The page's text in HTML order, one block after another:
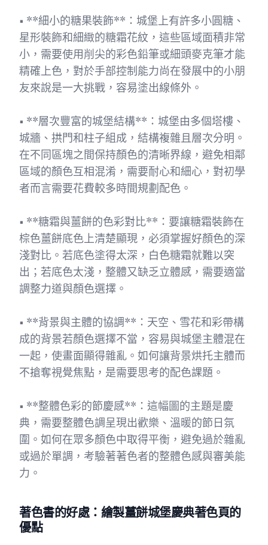
• **細小的糖果裝飾**：城堡上有許多小圓糖、
星形裝飾和細緻的糖霜花紋，這些區域面積非常
小，需要使用削尖的彩色鉛筆或細頭麥克筆才能
精確上色，對於手部控制能力尚在發展中的小朋
友來說是一大挑戰，容易塗出線條外。
• **層次豐富的城堡結構**：城堡由多個塔樓、
城牆、拱門和柱子組成，結構複雜且層次分明。
在不同區塊之間保持顏色的清晰界線，避免相鄰
區域的顏色互相混淆，需要耐心和細心，對初學
者而言需要花費較多時間規劃配色。
• **糖霜與薑餅的色彩對比**：要讓糖霜裝飾在
棕色薑餅底色上清楚顯現，必須掌握好顏色的深
淺對比。若底色塗得太深，白色糖霜就難以突
出；若底色太淺，整體又缺乏立體感，需要適當
調整力道與顏色選擇。
• **背景與主體的協調**：天空、雪花和彩帶構
成的背景若顏色選擇不當，容易與城堡主體混在
一起，使畫面顯得雜亂。如何讓背景烘托主體而
不搶奪視覺焦點，是需要思考的配色課題。
• **整體色彩的節慶感**：這幅圖的主題是慶
典，需要整體色調呈現出歡樂、溫暖的節日氛
圍。如何在眾多顏色中取得平衡，避免過於雜亂
或過於單調，考驗著著色者的整體色感與審美能
力。
著色書的好處：繪製薑餅城堡慶典著色頁的
優點